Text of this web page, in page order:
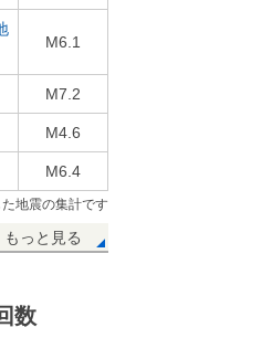
M6.1
M7.2
M4.6
M6.4
地震の集計です
もっと見る
数